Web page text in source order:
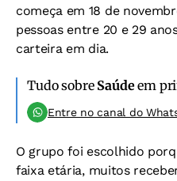
começa em 18 de
pessoas entre 20 e 29
carteira em dia.
Tudo sobre Saúdeem
Entre no canal do
O grupo foi escolhido
faixa etária, muitos